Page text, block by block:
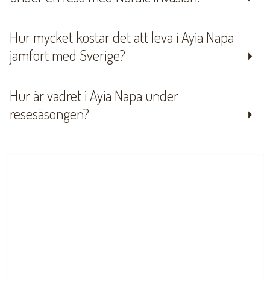
Hur mycket kostar det att leva i Ayia Napa
jämfört med Sverige?
Hur är vädret i Ayia Napa under
resesäsongen?